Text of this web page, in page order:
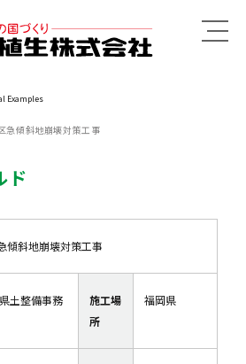
MENU
Examples
急傾斜地崩壊対策工事
ド
傾斜地崩壊対策工事
土整備事務
施工場
所
福岡県